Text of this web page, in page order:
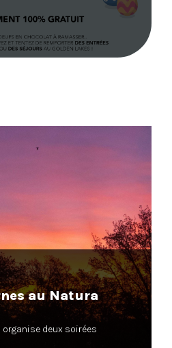
au Natura
organise deux soirées